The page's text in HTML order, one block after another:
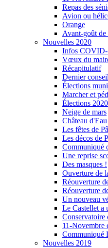
Repas des
Avion ou
Orange
Avant-goût de
Nouvelles 2020
Infos
Vœux du
Récapitulatif
Dernier
Élections
Marcher et
Élections
Neige de mars
Château d'Eau
Les fêtes de
Les décos de
Communiqué
Une reprise
Des masques !
Ouverture de
Réouverture
Réouverture
Un nouveau
Le Castellet a
Conservatoire
11-Novembre
Communiqué
Nouvelles 2019